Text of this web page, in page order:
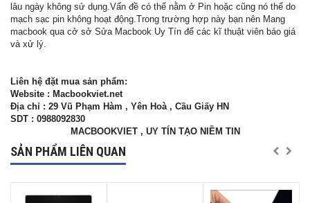
lâu ngày không sử dụng.Vấn đề có thể nằm ở Pin hoặc cũng nó thể do
mạch sạc pin không hoạt động.Trong trường hợp này bạn nên Mang
macbook qua cở sở Sửa Macbook Uy Tín để các kĩ thuật viên báo giá
và xử lý.
Liên hệ đặt mua sản phẩm:
Website : Macbookviet.net
Địa chỉ : 29 Vũ Phạm Hàm , Yên Hoà , Cầu Giấy HN
SDT : 0988092830
MACBOOKVIET , UY TÍN TẠO NIỀM TIN
SẢN PHẨM LIÊN QUAN